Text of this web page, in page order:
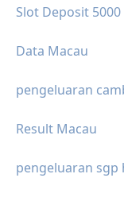
Slot Deposit 5000
Data Macau
pengeluaran
Result Macau
pengeluaran sgp